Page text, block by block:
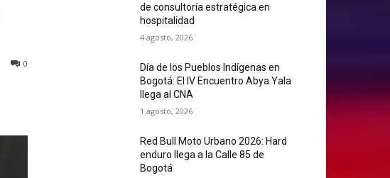
0
de consultoría estratégica en
hospitalidad
4 agosto, 2026
Día de los Pueblos Indígenas en
Bogotá: El IV Encuentro Abya Yala
llega al CNA
1 agosto, 2026
Red Bull Moto Urbano 2026: Hard
enduro llega a la Calle 85 de
Bogotá